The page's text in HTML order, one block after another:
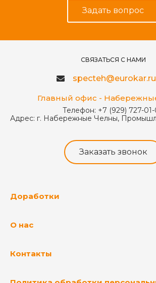
Задать вопрос
СВЯЗАТЬСЯ С НАМИ
specteh@eurokar.ru
Главный офис -
Телефон: +7 (929) 727-
Адрес: г. Набережные Челны,
Заказать звонок
Доработки
О нас
Контакты